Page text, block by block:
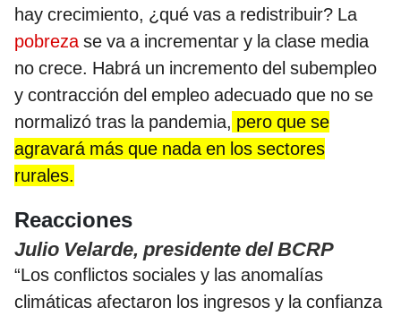
hay crecimiento, ¿qué vas a redistribuir? La
pobrezase va a incrementar y la clase media
no crece. Habrá un incremento del subempleo
y contracción del empleo adecuado que no se
normalizó tras la pandemia, pero que se
agravará más que nada en los sectores
rurales.
Reacciones
Julio Velarde, presidente del BCRP
“Los conflictos sociales y las anomalías
climáticas afectaron los ingresos y la confianza